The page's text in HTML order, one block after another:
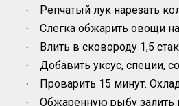
· Репчатый лук нарезать
· Слегка обжарить овощи
· Влить в сковороду 1,5
· Добавить уксус, специи,
· Проварить 15 минут.
· Обжаренную рыбу залить